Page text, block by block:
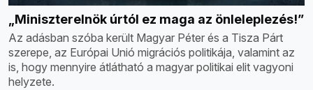
„Miniszterelnök úrtól ez maga az önleleplezés!”
Az adásban szóba került Magyar Péter és a Tisza Párt
szerepe, az Európai Unió migrációs politikája, valamint az
is, hogy mennyire átlátható a magyar politikai elit vagyoni
helyzete.